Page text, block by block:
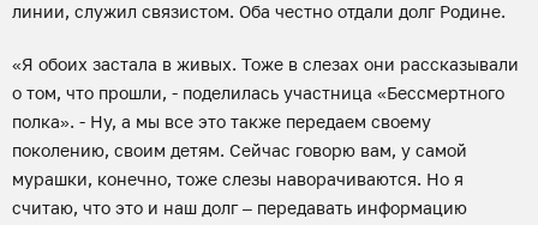
линии, служил связистом. Оба честно отдали долг Родине.
«Я обоих застала в живых. Тоже в слезах они рассказывали
о том, что прошли, - поделилась участница «Бессмертного
полка». - Ну, а мы все это также передаем своему
поколению, своим детям. Сейчас говорю вам, у самой
мурашки, конечно, тоже слезы наворачиваются. Но я
считаю, что это и наш долг – передавать информацию